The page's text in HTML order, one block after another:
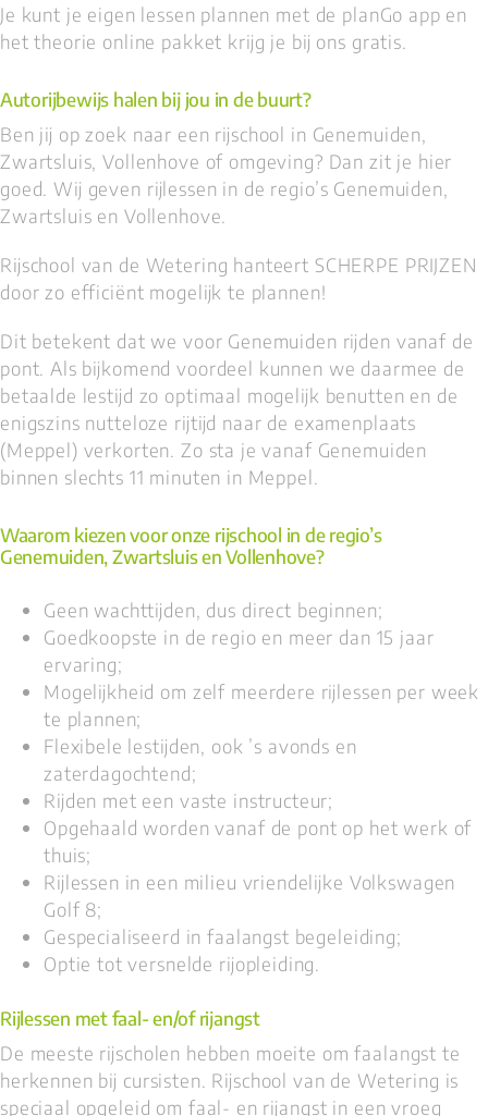
Je kunt je eigen lessen plannen met de planGo app en
het theorie online pakket krijg je bij ons gratis.
Autorijbewijs halen bij jou in de buurt?
Ben jij op zoek naar een rijschool in Genemuiden,
Zwartsluis, Vollenhove of omgeving? Dan zit je hier
goed. Wij geven rijlessen in de regio’s Genemuiden,
Zwartsluis en Vollenhove.
Rijschool van de Wetering hanteert SCHERPE PRIJZEN
door zo efficiënt mogelijk te plannen!
Dit betekent dat we voor Genemuiden rijden vanaf de
pont. Als bijkomend voordeel kunnen we daarmee de
betaalde lestijd zo optimaal mogelijk benutten en de
enigszins nutteloze rijtijd naar de examenplaats
(Meppel) verkorten. Zo sta je vanaf Genemuiden
binnen slechts 11 minuten in Meppel.
Waarom kiezen voor onze rijschool in de regio’s
Genemuiden, Zwartsluis en Vollenhove?
Geen wachttijden, dus direct beginnen;
Goedkoopste in de regio en meer dan 15 jaar
ervaring;
Mogelijkheid om zelf meerdere rijlessen per week
te plannen;
Flexibele lestijden, ook ’s avonds en
zaterdagochtend;
Rijden met een vaste instructeur;
Opgehaald worden vanaf de pont op het werk of
thuis;
Rijlessen in een milieu vriendelijke Volkswagen
Golf 8;
Gespecialiseerd in faalangst begeleiding;
Optie tot versnelde rijopleiding.
Rijlessen met faal- en/of rijangst
De meeste rijscholen hebben moeite om faalangst te
herkennen bij cursisten. Rijschool van de Wetering is
speciaal opgeleid om faal- en rijangst in een vroeg